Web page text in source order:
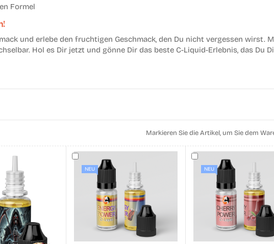
Formel
und erlebe den fruchtigen Geschmack, den Du nicht vergessen wirst.
Hol es Dir jetzt und gönne Dir das beste C-Liquid-Erlebnis, das Du
Markieren Sie die Artikel, um Sie dem
NEU NEU